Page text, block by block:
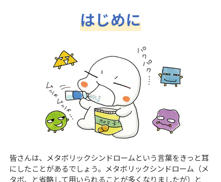
はじめに
皆さんは、メタボリックシンドロームという言葉をきっと耳
にしたことがあるでしょう。メタボリックシンドローム（メ
タボ、と省略して用いられることが多くなりましたが）と